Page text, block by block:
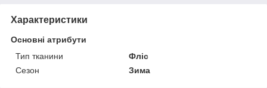
Характеристики
Основні атрибути
Тип тканини
Фліс
Сезон
Зима